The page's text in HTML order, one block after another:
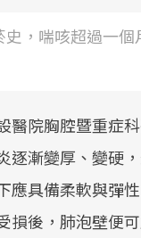
，喘咳超過一
醫院胸腔暨重症
逐漸變厚、變硬
應具備柔軟與彈
損後，肺泡壁便